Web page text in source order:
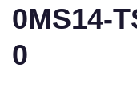
0MS14-
0